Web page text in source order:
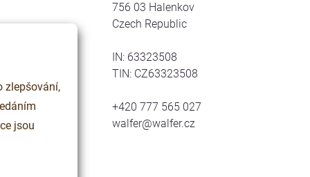
756 03 Halenkov
Czech Republic
IN: 63323508
TIN: CZ63323508
+420 777 565 027
walfer@walfer.cz
zlepšování,
jsou